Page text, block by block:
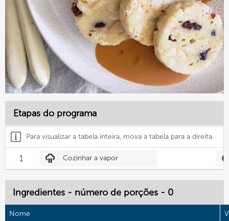
Etapas do programa
Para visualizar a tabela inteira, mova a tabela para a direita.
1 Cozinhar a vapor
Ingredientes - número de porções - 0
Nome